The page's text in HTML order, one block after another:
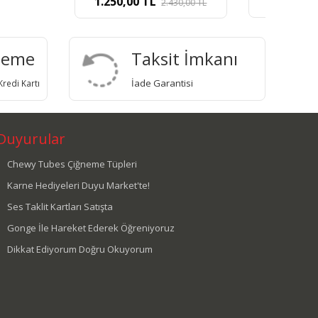
2.430,00
Kartı
Taksit İmkanı
İade Garantisi
Chewy Tubes Çiğneme Tüpleri
Karne Hediyeleri Duyu Market'te!
Ses Taklit Kartları Satışta
Gonge İle Hareket Ederek Öğreniyoruz
Dikkat Ediyorum Doğru Okuyorum